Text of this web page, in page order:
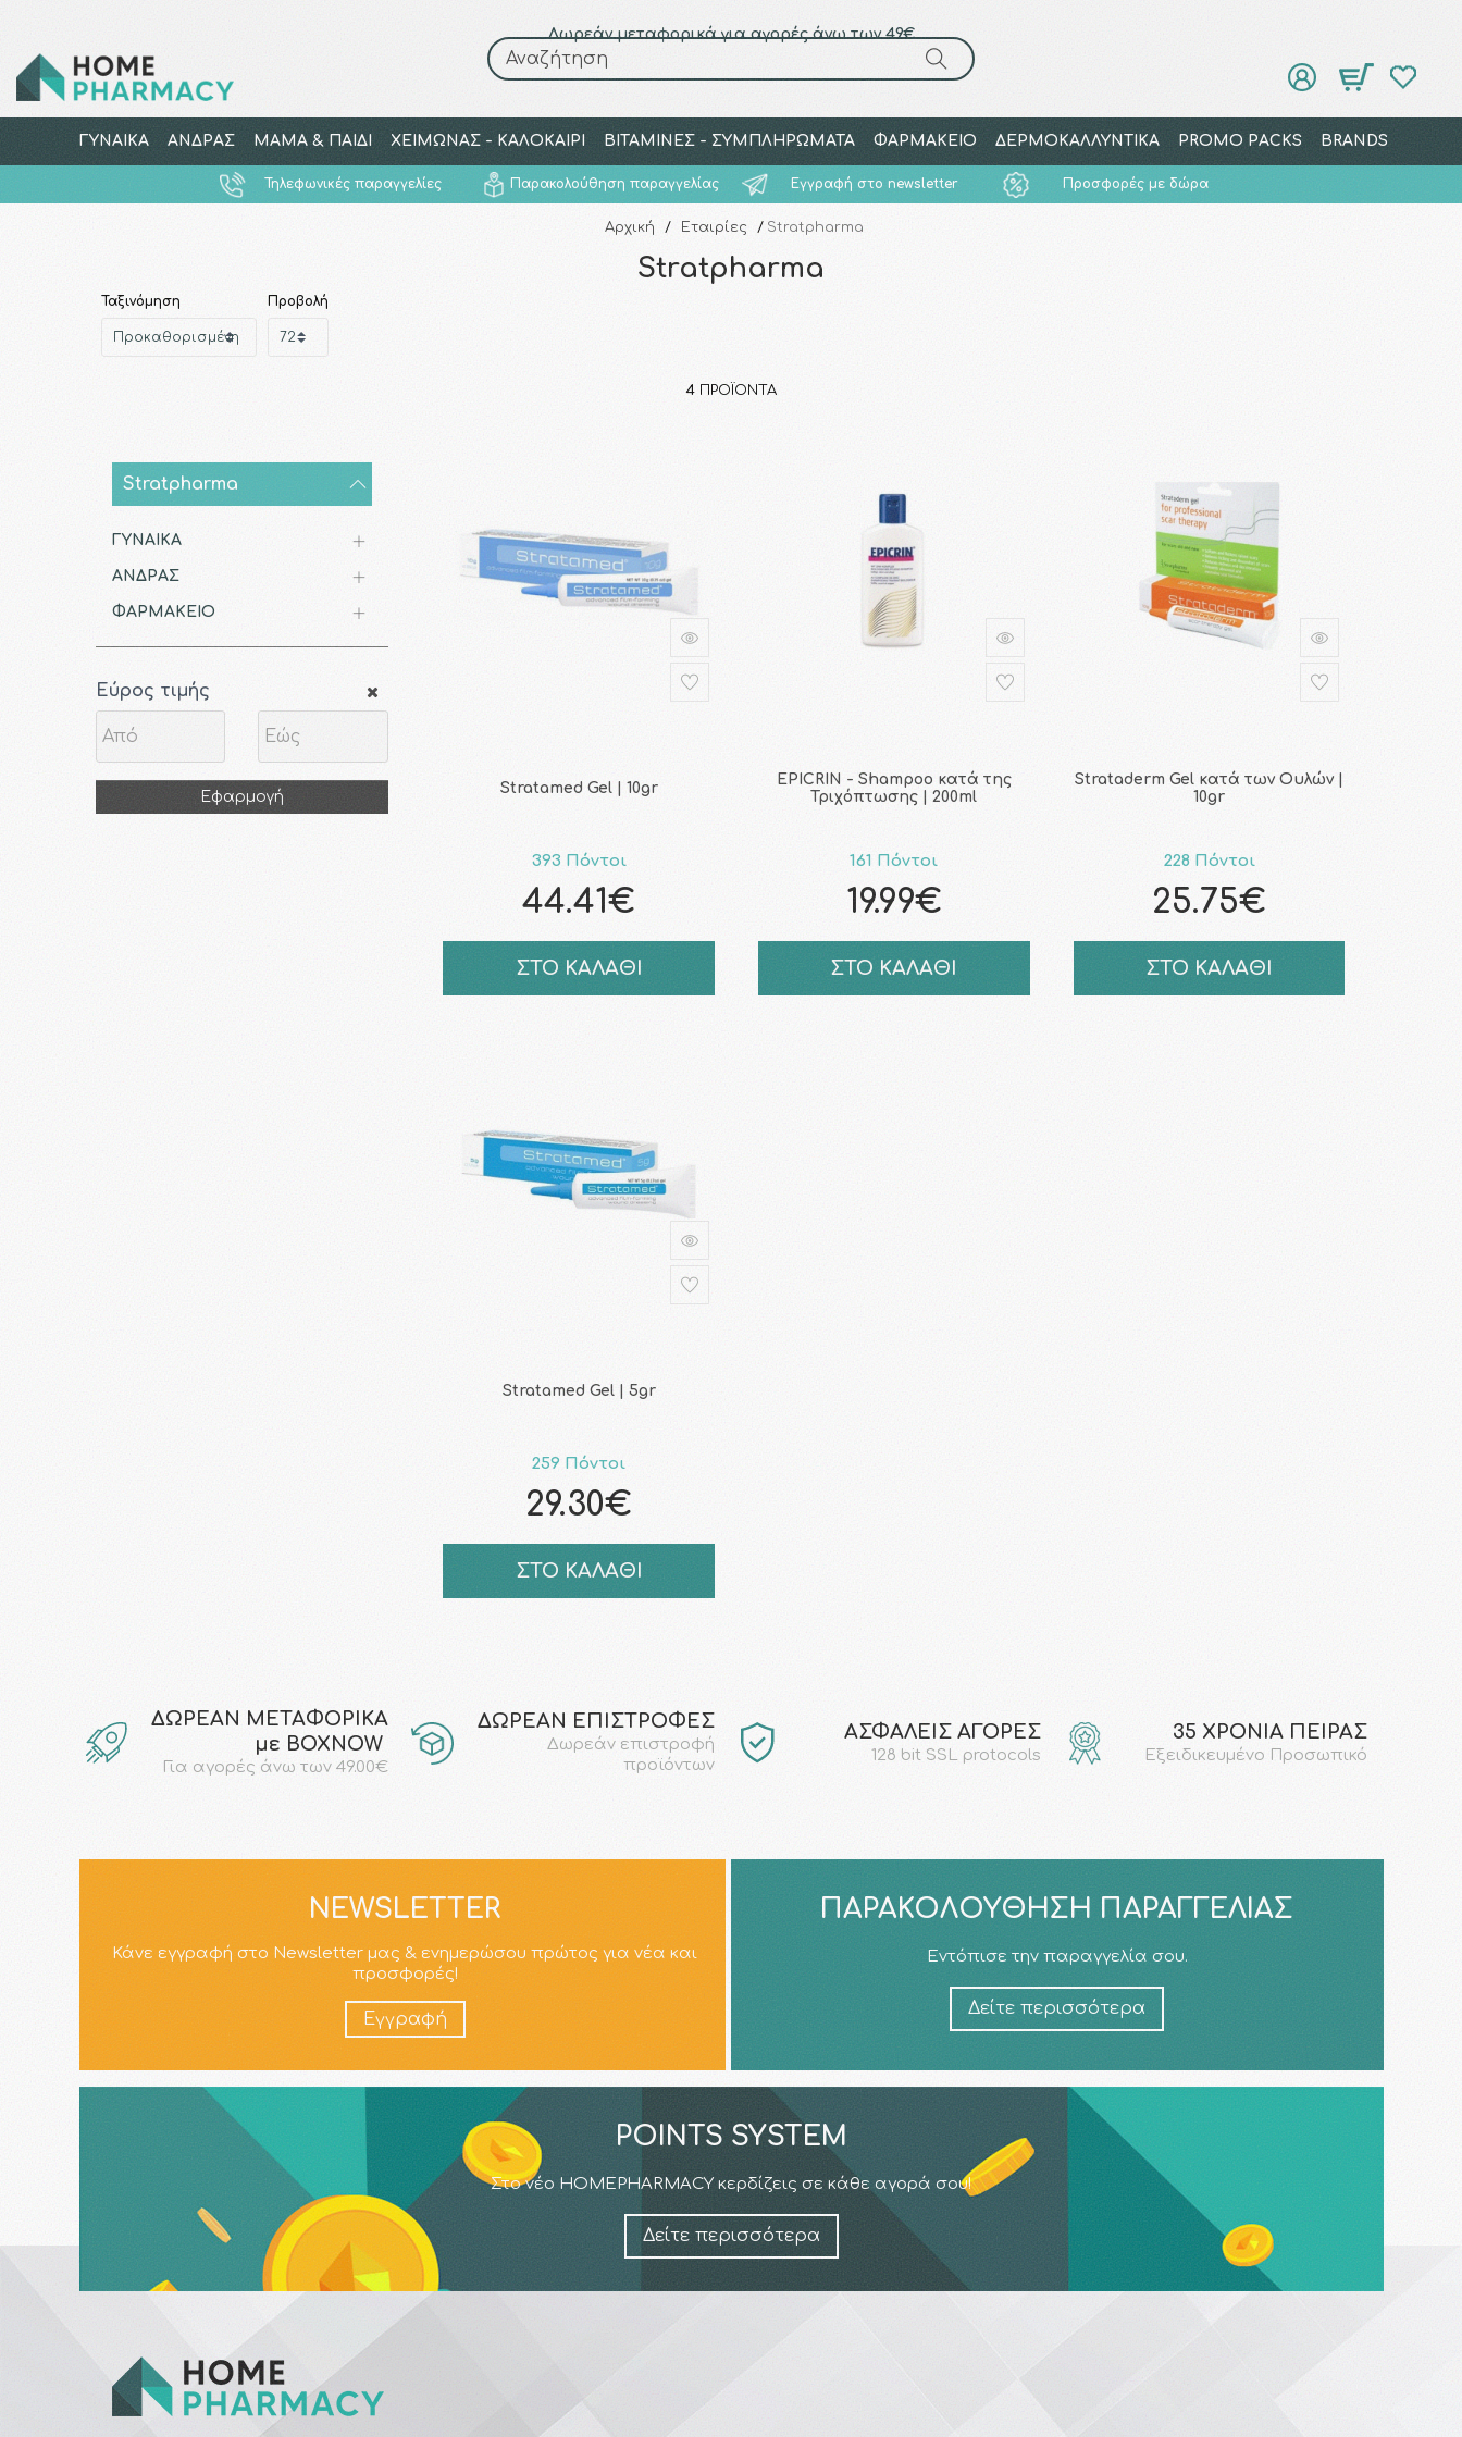
Δωρεάν μεταφορικά για αγορές άνω των 49€
Αναζήτηση
ΓΥΝΑΙΚΑ ΑΝΔΡΑΣ ΜΑΜΑ & ΠΑΙΔΙ ΧΕΙΜΩΝΑΣ - ΚΑΛΟΚΑΙΡΙ ΒΙΤΑΜΙΝΕΣ - ΣΥΜΠΛΗΡΩΜΑΤΑ ΦΑΡΜΑΚΕΙΟ ΔΕΡΜΟΚΑΛΛΥΝΤΙΚΑ PROMO PACKS BRANDS
Τηλεφωνικές παραγγελίες Παρακολούθηση παραγγελίας Εγγραφή στο newsletter Προσφορές με δώρα
Αναζήτηση
Αρχική / Εταιρίες / Stratpharma
Stratpharma
Ταξινόμηση Προβολή
4ΠΡΟΪΌΝΤΑ
Stratpharma
ΓΥΝΑΙΚΑ
ΑΝΔΡΑΣ
ΦΑΡΜΑΚΕΙΟ
Εύρος τιμής
Εφαρμογή
Stratamed Gel | 10gr
393 Πόντοι
44.41€
ΣΤΟ ΚΑΛΑΘΙ
EPICRIN - Shampoo κατά της
Τριχόπτωσης | 200ml
161 Πόντοι
19.99€
ΣΤΟ ΚΑΛΑΘΙ
Strataderm Gel κατά των Ουλών |
10gr
228 Πόντοι
25.75€
ΣΤΟ ΚΑΛΑΘΙ
Stratamed Gel | 5gr
259 Πόντοι
29.30€
ΣΤΟ ΚΑΛΑΘΙ
ΔΩΡΕΑΝ ΜΕΤΑΦΟΡΙΚΑ
με ΒΟΧΝΟW
Για αγορές άνω των 49.00€
ΔΩΡΕΑΝ ΕΠΙΣΤΡΟΦΕΣ
Δωρεάν επιστροφή
προϊόντων
AΣΦΑΛΕΙΣ ΑΓΟΡΕΣ
128 bit SSL protocols
35 ΧΡΟΝΙΑ ΠΕΙΡΑΣ
Εξειδικευμένο Προσωπικό
NEWSLETTER
Κάνε εγγραφή στο Newsletter μας & ενημερώσου πρώτος για νέα και
προσφορές!
Εγγραφή
ΠΑΡΑΚΟΛΟΎΘΗΣΗ ΠΑΡΑΓΓΕΛΊΑΣ
Εντόπισε την παραγγελία σου.
Δείτε περισσότερα
POINTS SYSTEM
Στο νέο HOMEPHARMACY κερδίζεις σε κάθε αγορά σου!
Δείτε περισσότερα